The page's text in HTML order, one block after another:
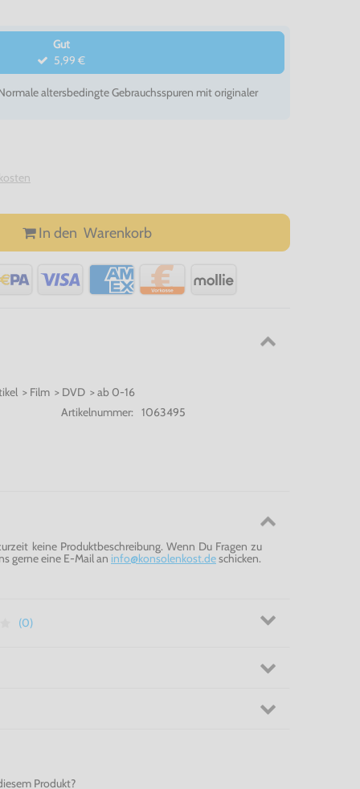
Gut
5,99 €
altersbedingte Gebrauchsspuren mit originaler
In den Warenkorb
> Film > DVD > ab 0-16
Artikelnummer:
1063495
keine Produktbeschreibung. Wenn Du Fragen zu
gerne eine E-Mail an info@konsolenkost.deschicken.
(0)
Produkt?